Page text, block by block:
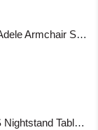
Ghế Thư Giãn Visionnaire Adele Armchair SFD11
Tab Giường Bọc Da EINES Nightstand Table TG122